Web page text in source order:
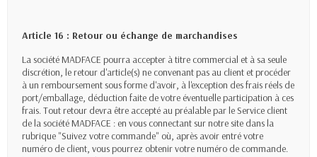
Article 16 : Retour ou échange de marchandises
La société MADFACE pourra accepter à titre commercial et à sa seule
discrétion, le retour d'article(s) ne convenant pas au client et procéder
à un remboursement sous forme d'avoir, à l'exception des frais réels de
port/emballage, déduction faite de votre éventuelle participation à ces
frais. Tout retour devra être accepté au préalable par le Service client
de la société MADFACE : en vous connectant sur notre site dans la
rubrique "Suivez votre commande" où, après avoir entré votre
numéro de client, vous pourrez obtenir votre numéro de commande.